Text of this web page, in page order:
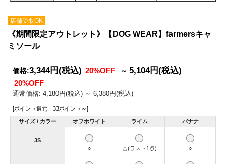
店舗受取OK
《期間限定アウトレット》【DOG WEAR】farmersキャ
ミソール
価格:3,344円(税込) 20%OFF ～ 5,104円(税込)
20%OFF
通常価格: 4,180円(税込)～ 6,380円(税込)
[ポイント還元 33ポイント～]
サイズ / カラー オフホワイト ライム バナナ
3S
○
△(ラスト1点) ○